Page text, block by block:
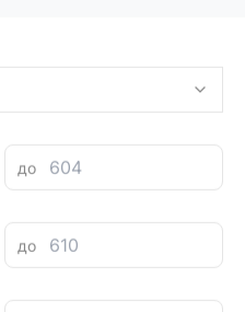
до
досумму 1000 грн.